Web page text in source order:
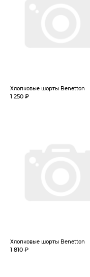
Хлопковые шорты Benetton
1 250 ₽
Хлопковые шорты Benetton
1 810 ₽